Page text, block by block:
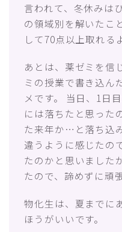
言われて、冬休みは
の領域別を解いたこ
して70点以上取れる
あとは、薬ゼミを信
ミの授業で書き込ん
メです。 当日、1日
には落ちたと思った
た来年か…と落ち込
違うように感じたの
たのかと思いました
たので、諦めずに頑
物化生は、夏までに
ほうがいいです。